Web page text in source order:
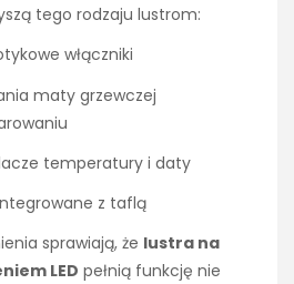
tego rodzaju lustrom:
włączniki
maty grzewczej
temperatury i daty
z taflą
sprawiają, że lustra na
LED pełnią funkcję nie